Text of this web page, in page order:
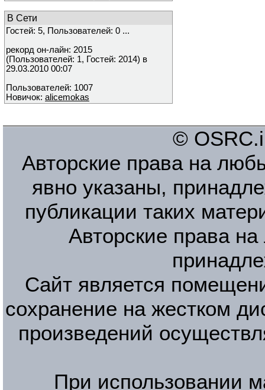
В Сети
Гостей: 5, Пользователей: 0 ...
рекорд он-лайн: 2015
(Пользователей: 1, Гостей: 2014) в
29.03.2010 00:07
Пользователей: 1007
Новичок: alicemokas
©
Авторские права на
явно указаны,
публикации таких
Авторские права
Сайт является
сохранение на жестком
произведений
При использовании